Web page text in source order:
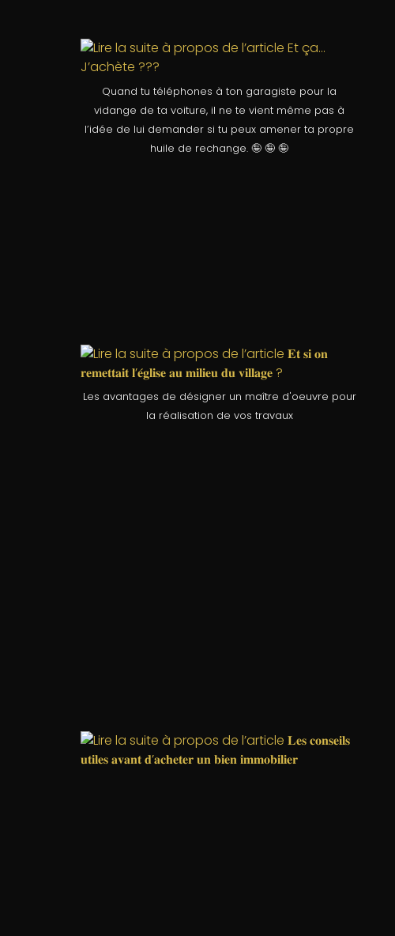
Quand tu téléphones à ton garagiste pour la
vidange de ta voiture, il ne te vient même pas à
l’idée de lui demander si tu peux amener ta propre
huile de rechange. 🤪 🤪 🤪
Les avantages de désigner un maître d'oeuvre pour
la réalisation de vos travaux